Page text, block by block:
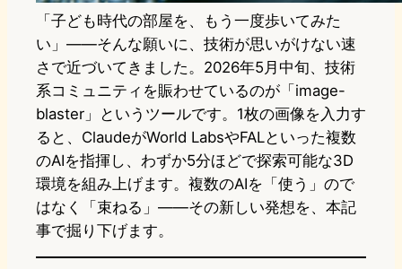
「子ども時代の部屋を、もう一度歩いてみた
い」——そんな願いに、技術が思いがけない速
さで近づいてきました。2026年5月中旬、技術
系コミュニティを賑わせているのが「image-
blaster」というツールです。1枚の画像を入力す
ると、ClaudeがWorld LabsやFALといった複数
のAIを指揮し、わずか5分ほどで探索可能な3D
環境を組み上げます。複数のAIを「使う」ので
はなく「束ねる」——その新しい発想を、本記
事で掘り下げます。